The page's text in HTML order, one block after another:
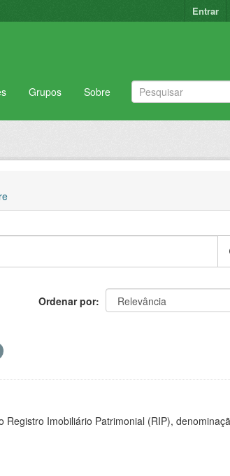
Entrar
Grupos Sobre
Ordenar por
Imobiliário Patrimonial (RIP),